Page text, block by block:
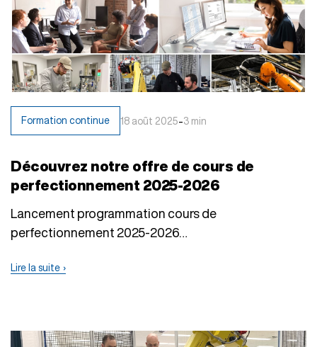
Formation continue 18 août 2025-3 min
Découvrez notre offre de cours de
perfectionnement 2025-2026
Lancement programmation cours de
perfectionnement 2025-2026…
Lire la suite